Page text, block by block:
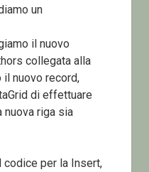
un
il nuovo
collegata alla
nuovo record,
di effettuare
nuova riga sia
codice per la Insert,